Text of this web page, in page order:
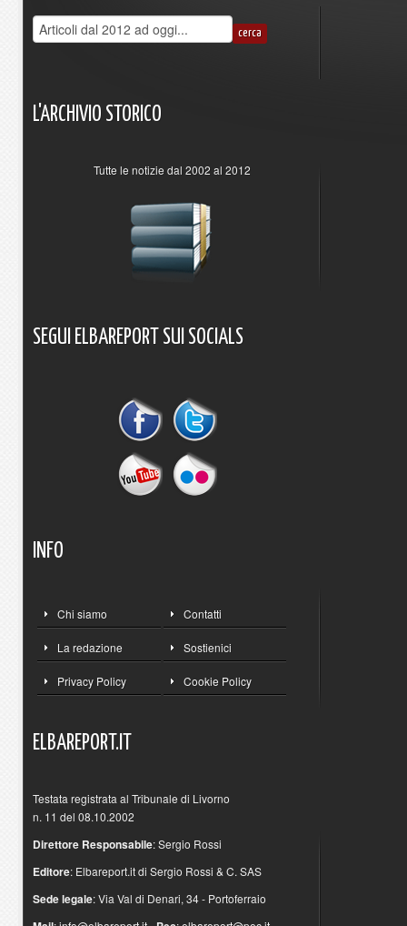
L'ARCHIVIO STORICO
Tutte le notizie dal 2002 al 2012
SEGUI ELBAREPORT SUI SOCIALS
INFO
Chi siamo Contatti
La redazione Sostienici
Privacy Policy Cookie Policy
ELBAREPORT.IT
Testata registrata al Tribunale di Livorno
n. 11 del 08.10.2002
Direttore Responsabile: Sergio Rossi
Editore: Elbareport.it di Sergio Rossi & C. SAS
Sede legale: Via Val di Denari, 34 - Portoferraio